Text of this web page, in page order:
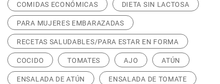
COMIDAS ECONÓMICAS DIETA SIN LACTOSA
PARA MUJERES EMBARAZADAS
RECETAS SALUDABLES/PARA ESTAR EN FORMA
COCIDO TOMATES AJO ATÚN
ENSALADA DE ATÚN ENSALADA DE TOMATE